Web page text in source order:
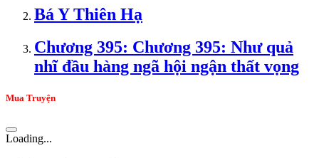
Bá Y Thiên Hạ
Chương 395: Chương 395: Như quả
nhĩ đầu hàng ngã hội ngận thất vọng
Mua Truyện
Loading...